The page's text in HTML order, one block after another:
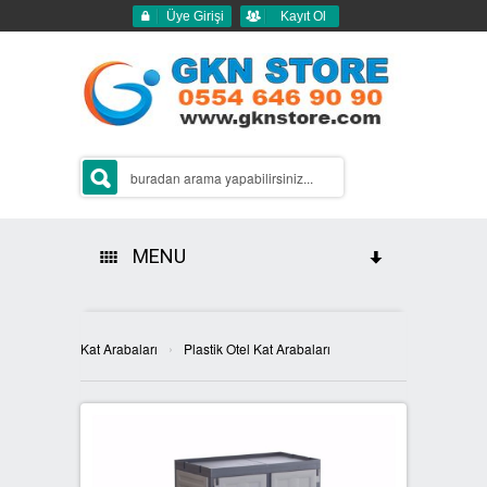
Üye Girişi Kayıt Ol
MENU
2Lİ GERİ DÖNÜŞÜM KUTULARI
SIFIR ATIK KUTULARI
Kat Arabaları › Plastik Otel Kat Arabaları